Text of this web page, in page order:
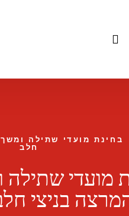
בחינת מועדי שתילה
חלב
מועדי
בניצי